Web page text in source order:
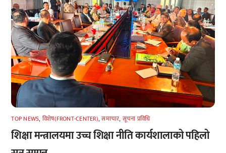
TOP NEWS, विशेष(FRONT-CENTER),समाचार, सूचना प्रविधि
शिक्षा मन्त्रालयमा उच्च शिक्षा नीति कार्यशालाको पहिलो